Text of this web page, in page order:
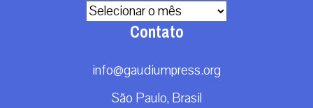
Arquivos
Contato
info@gaudiumpress.org
São Paulo, Brasil